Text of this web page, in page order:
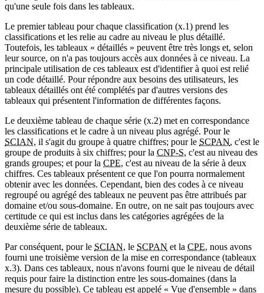
qu'une seule fois dans les tableaux.
Le premier tableau pour chaque classification (x.1) prend les
classifications et les relie au cadre au niveau le plus détaillé.
Toutefois, les tableaux « détaillés » peuvent être très longs et, selon
leur source, on n'a pas toujours accès aux données à ce niveau. La
principale utilisation de ces tableaux est d'identifier à quoi est relié
un code détaillé. Pour répondre aux besoins des utilisateurs, les
tableaux détaillés ont été complétés par d'autres versions des
tableaux qui présentent l'information de différentes façons.
Le deuxième tableau de chaque série (x.2) met en correspondance
les classifications et le cadre à un niveau plus agrégé. Pour le
SCIAN, il s'agit du groupe à quatre chiffres; pour le SCPAN, c'est le
groupe de produits à six chiffres; pour la CNP-S, c'est au niveau des
grands groupes; et pour la CPE, c'est au niveau de la série à deux
chiffres. Ces tableaux présentent ce que l'on pourra normalement
obtenir avec les données. Cependant, bien des codes à ce niveau
regroupé ou agrégé des tableaux ne peuvent pas être attribués par
domaine et/ou sous-domaine. En outre, on ne sait pas toujours avec
certitude ce qui est inclus dans les catégories agrégées de la
deuxième série de tableaux.
Par conséquent, pour le SCIAN, le SCPAN et la CPE, nous avons
fourni une troisième version de la mise en correspondance (tableaux
x.3). Dans ces tableaux, nous n'avons fourni que le niveau de détail
requis pour faire la distinction entre les sous-domaines (dans la
mesure du possible). Ce tableau est appelé « Vue d'ensemble » dans